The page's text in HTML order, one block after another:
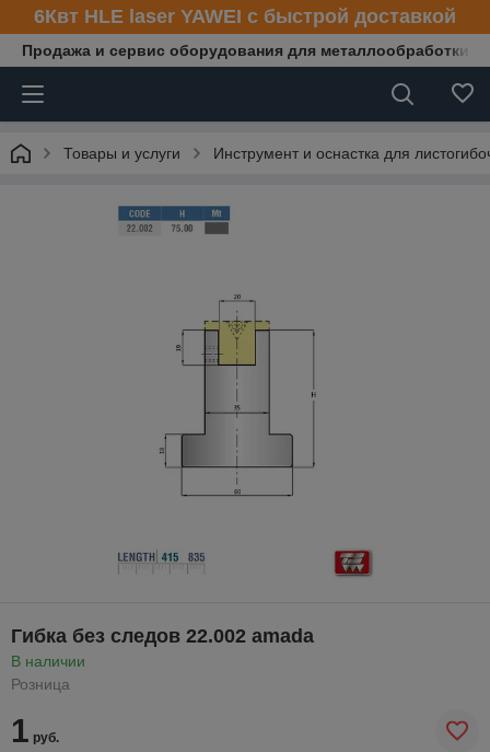
6Квт HLE laser YAWEI с быстрой доставкой
Продажа и сервис оборудования для металлообработки
Товары и услуги Инструмент и оснастка для
Гибка без следов 22.002 amada
В наличии
Розница
1 руб.